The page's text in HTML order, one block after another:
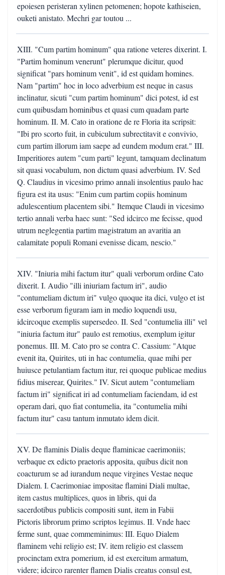
epoiesen peristeran xylinen petomenen; hopote kathiseien,
ouketi anistato. Mechri gar toutou ...
XIII. "Cum partim hominum" qua ratione veteres dixerint. I.
"Partim hominum venerunt" plerumque dicitur, quod
significat "pars hominum venit", id est quidam homines.
Nam "partim" hoc in loco adverbium est neque in casus
inclinatur, sicuti "cum partim hominum" dici potest, id est
cum quibusdam hominibus et quasi cum quadam parte
hominum. II. M. Cato in oratione de re Floria ita scripsit:
"Ibi pro scorto fuit, in cubiculum subrectitavit e convivio,
cum partim illorum iam saepe ad eundem modum erat." III.
Imperitiores autem "cum parti" legunt, tamquam declinatum
sit quasi vocabulum, non dictum quasi adverbium. IV. Sed
Q. Claudius in vicesimo primo annali insolentius paulo hac
figura est ita usus: "Enim cum partim copiis hominum
adulescentium placentem sibi." Itemque Claudi in vicesimo
tertio annali verba haec sunt: "Sed idcirco me fecisse, quod
utrum neglegentia partim magistratum an avaritia an
calamitate populi Romani evenisse dicam, nescio."
XIV. "Iniuria mihi factum itur" quali verborum ordine Cato
dixerit. I. Audio "illi iniuriam factum iri", audio
"contumeliam dictum iri" vulgo quoque ita dici, vulgo et ist
esse verborum figuram iam in medio loquendi usu,
idcircoque exemplis supersedeo. II. Sed "contumelia illi" vel
"iniuria factum itur" paulo est remotius, exemplum igitur
ponemus. III. M. Cato pro se contra C. Cassium: "Atque
evenit ita, Quirites, uti in hac contumelia, quae mihi per
huiusce petulantiam factum itur, rei quoque publicae medius
fidius miserear, Quirites." IV. Sicut autem "contumeliam
factum iri" significat iri ad contumeliam faciendam, id est
operam dari, quo fiat contumelia, ita "contumelia mihi
factum itur" casu tantum inmutato idem dicit.
XV. De flaminis Dialis deque flaminicae caerimoniis;
verbaque ex edicto praetoris apposita, quibus dicit non
coacturum se ad iurandum neque virgines Vestae neque
Dialem. I. Caerimoniae impositae flamini Diali multae,
item castus multiplices, quos in libris, qui da
sacerdotibus publicis compositi sunt, item in Fabii
Pictoris librorum primo scriptos legimus. II. Vnde haec
ferme sunt, quae commeminimus: III. Equo Dialem
flaminem vehi religio est; IV. item religio est classem
procinctam extra pomerium, id est exercitum armatum,
videre; idcirco rarenter flamen Dialis creatus consul est,